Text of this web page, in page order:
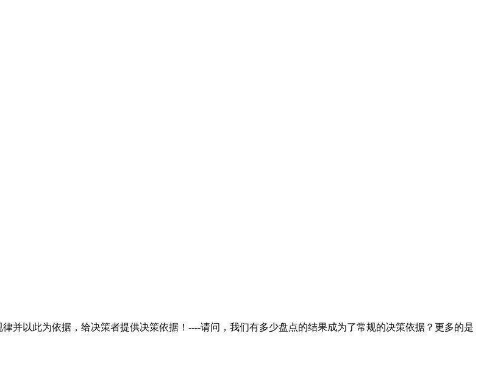
以此为依据，给决策者提供决策依据！----请问，我们有多少盘点的结果成为了常规的决策依据？更多的是